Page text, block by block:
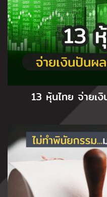
13 หุ้นไทย จ่ายเ